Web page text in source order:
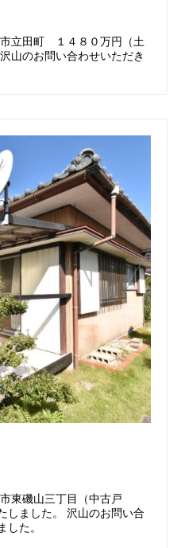
立田町 １４８０万円（土
山のお問い合わせいただき
東磯山三丁目（中古戸
ました。 沢山のお問い合
した。